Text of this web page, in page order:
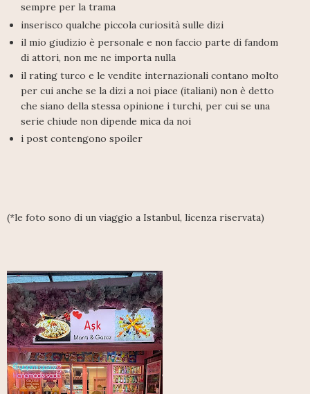
sempre per la trama
inserisco qualche piccola curiosità sulle dizi
il mio giudizio è personale e non faccio parte di fandom
di attori, non me ne importa nulla
il rating turco e le vendite internazionali contano molto
per cui anche se la dizi a noi piace (italiani) non è detto
che siano della stessa opinione i turchi, per cui se una
serie chiude non dipende mica da noi
i post contengono spoiler
(*le foto sono di un viaggio a Istanbul, licenza riservata)